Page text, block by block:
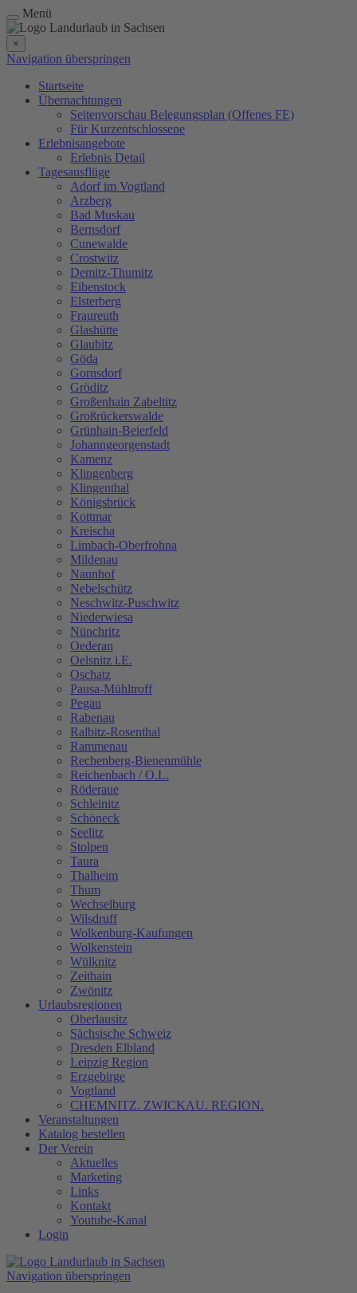
Menü
×
Navigation überspringen
Startseite
Übernachtungen
Seitenvorschau Belegungsplan (Offenes FE)
Für Kurzentschlossene
Erlebnisangebote
Erlebnis Detail
Tagesausflüge
Adorf im Vogtland
Arzberg
Bad Muskau
Bernsdorf
Cunewalde
Crostwitz
Demitz-Thumitz
Eibenstock
Elsterberg
Fraureuth
Glashütte
Glaubitz
Göda
Gornsdorf
Gröditz
Großenhain Zabeltitz
Großrückerswalde
Grünhain-Beierfeld
Johanngeorgenstadt
Kamenz
Klingenberg
Klingenthal
Königsbrück
Kottmar
Kreischa
Limbach-Oberfrohna
Mildenau
Naunhof
Nebelschütz
Neschwitz-Puschwitz
Niederwiesa
Nünchritz
Oederan
Oelsnitz i.E.
Oschatz
Pausa-Mühltroff
Pegau
Rabenau
Ralbitz-Rosenthal
Rammenau
Rechenberg-Bienenmühle
Reichenbach / O.L.
Röderaue
Schleinitz
Schöneck
Seelitz
Stolpen
Taura
Thalheim
Thum
Wechselburg
Wilsdruff
Wolkenburg-Kaufungen
Wolkenstein
Wülknitz
Zeithain
Zwönitz
Urlaubsregionen
Oberlausitz
Sächsische Schweiz
Dresden Elbland
Leipzig Region
Erzgebirge
Vogtland
CHEMNITZ. ZWICKAU. REGION.
Veranstaltungen
Katalog bestellen
Der Verein
Aktuelles
Marketing
Links
Kontakt
Youtube-Kanal
Login
Navigation überspringen